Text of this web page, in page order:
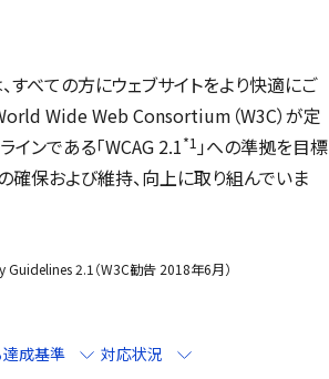
すべての方にウェブサイトをより快適にご
Wide Web Consortium （W3C）が定
インである「WCAG 2.1*1 Web Content
」への準拠を目標
の確保および維持、向上に取り組んでいま
Guidelines 2.1 （W3C勧告 2018年6月）
達成基準 対応状況